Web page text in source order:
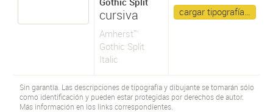
cursiva
Amherst™
Gothic Split
Italic
cargar tipografía…
Sin garantía. Las descripciones de tipografía y dibujante se tomarán sólo
como identificación y pueden estar protegidas por derechos de autor.
Más información en los links correspondientes.